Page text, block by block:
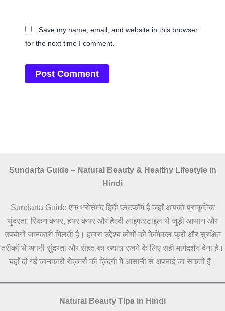
Save my name, email, and website in this browser
for the next time I comment.
Sundarta Guide – Natural Beauty & Healthy Lifestyle in
Hindi
Sundarta Guide एक भरोसेमंद हिंदी प्लेटफॉर्म है जहाँ आपको प्राकृतिक
सुंदरता, स्किन केयर, हेयर केयर और हेल्दी लाइफस्टाइल से जुड़ी आसान और
उपयोगी जानकारी मिलती है। हमारा उद्देश्य लोगों को केमिकल-फ्री और सुरक्षित
तरीकों से अपनी सुंदरता और सेहत का ख्याल रखने के लिए सही मार्गदर्शन देना है।
यहाँ दी गई जानकारी रोज़मर्रा की ज़िंदगी में आसानी से अपनाई जा सकती है।
Natural Beauty Tips in Hindi